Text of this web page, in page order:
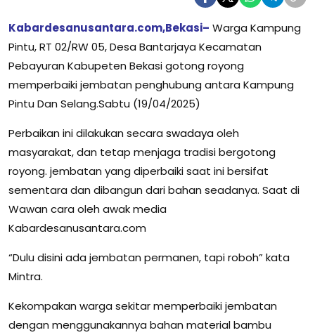
Kabardesanusantara.com,Bekasi– Warga Kampung
Pintu, RT 02/RW 05, Desa Bantarjaya Kecamatan
Pebayuran Kabupeten Bekasi gotong royong
memperbaiki jembatan penghubung antara Kampung
Pintu Dan Selang.Sabtu (19/04/2025)
Perbaikan ini dilakukan secara swadayaoleh
masyarakat, dan tetap menjaga tradisi bergotong
royong. jembatan yang diperbaiki saat ini bersifat
sementara dan dibangun dari bahan seadanya. Saat di
Wawan cara oleh awak media
Kabardesanusantara.com
“Dulu disini ada jembatan permanen, tapi roboh” kata
Mintra.
Kekompakan warga sekitar memperbaiki jembatan
dengan menggunakannya bahan material bambu